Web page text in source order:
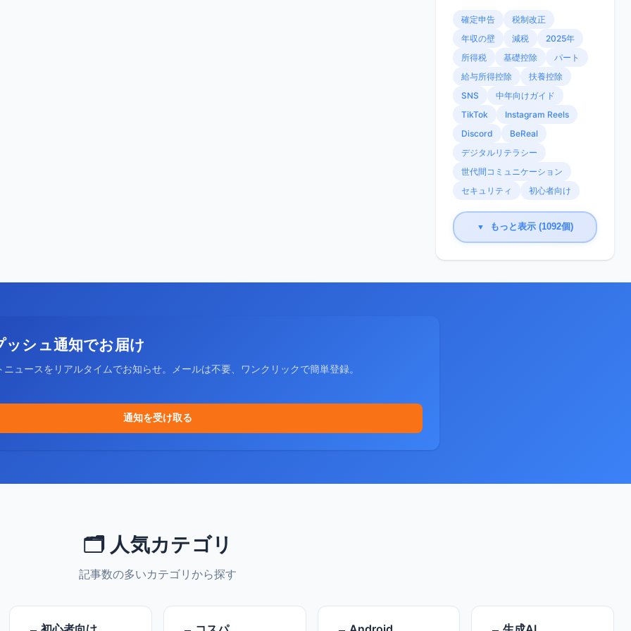
確定申告
税制改正
年収の壁
減税
2025年
所得税
基礎控除
パート
給与所得控除
扶養控除
SNS
中年向けガイド
TikTok
Instagram Reels
Discord
BeReal
デジタルリテラシー
世代間コミュニケーション
セキュリティ
初心者向け
▼ もっと表示 (1092個)
ッシュ通知でお届け
ュースをリアルタイムでお知らせ。メールは不要、ワンクリックで簡単登録。
通知を受け取る
🗂️ 人気カテゴリ
記事数の多いカテゴリから探す